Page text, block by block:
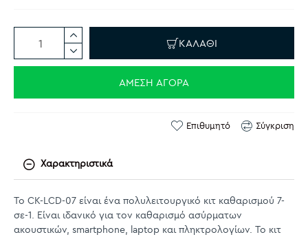
ΚΑΛΆΘΙ
ΆΜΕΣΗ ΑΓΟΡΆ
Επιθυμητό Σύγκριση
Χαρακτηριστικά
Το CK-LCD-07 είναι ένα πολυλειτουργικό κιτ καθαρισμού 7-
σε-1. Είναι ιδανικό για τον καθαρισμό ασύρματων
ακουστικών, smartphone, laptop και πληκτρολογίων. Το κιτ